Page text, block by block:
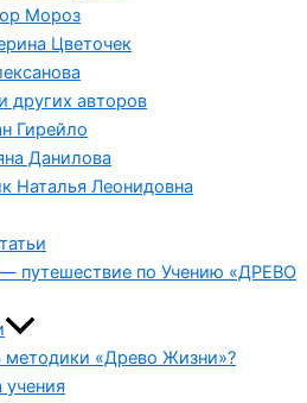
Мороз
Цветочек
других авторов
Гирейло
Данилова
Наталья Леонидовна
путешествие по Учению «ДРЕВО
методики «Древо Жизни»?
учения